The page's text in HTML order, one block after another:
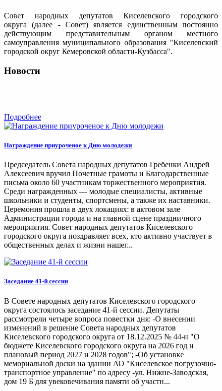
Совет народных депутатов Киселевского городского
округа (далее - Совет) является единственным постоянно
действующим представительным органом местного
самоуправления муниципального образования "Киселевский
городской округ Кемеровской области-Кузбасса".
Новости
Подробнее
Награждение приуроченое к Дню молодежи
Председатель Совета народных депутатов Гребенки Андрей
Алексеевич вручил Почетные грамоты и Благодарственные
письма около 60 участникам торжественного мероприятия.
Среди награжденных — молодые специалисты, активные
школьники и студенты, спортсмены, а также их наставники.
Церемония прошла в двух локациях: в актовом зале
Администрации города и на главной сцене праздничного
мероприятия. Совет народных депутатов Киселевского
городского округа поздравляет всех, кто активно участвует в
общественных делах и жизни нашег...
Заседание 41-й сессии
В Совете народных депутатов Киселевского городского
округа состоялось заседание 41-й сессии. Депутаты
рассмотрели четыре вопроса повестки дня: -О внесении
изменений в решение Совета народных депутатов
Киселевского городского округа от 18.12.2025 № 44-н "О
бюджете Киселевского городского округа на 2026 год и
плановый период 2027 и 2028 годов"; -Об установке
мемориальной доски на здании АО "Киселевское погрузочно-
транспортное управление" по адресу -ул. Нижне-Заводская,
дом 19 Б для увековечивания памяти об участн...